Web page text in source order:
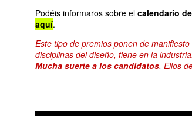
Podéis informaros sobre el calendario
aquí.
Este tipo de premios ponen de
disciplinas del diseño, tiene en la
Mucha suerte a los candidatos. Ellos